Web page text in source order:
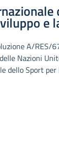
e
A/RES/
Nazioni
dello Sport